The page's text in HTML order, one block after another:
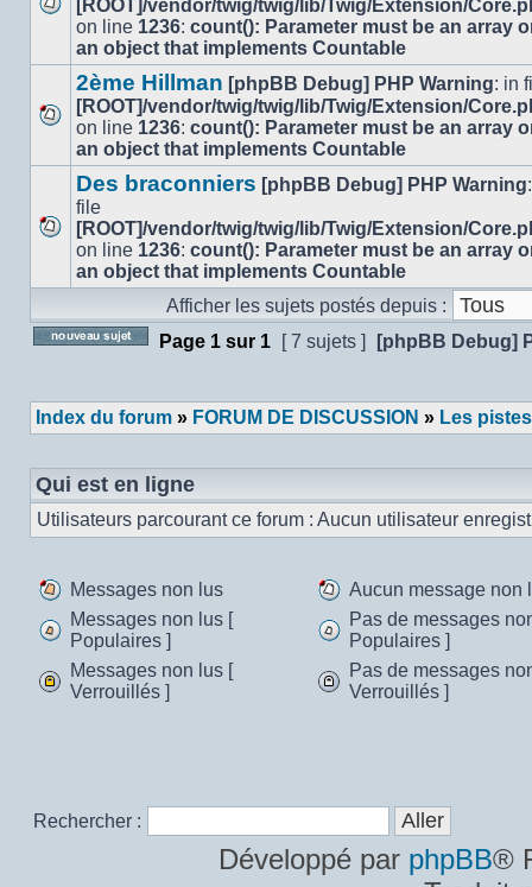
Aucun
message
non
lu
[ROOT]/vendor/twig/twig/lib/Twig/Extension/
on line 1236: count(): Parameter must be an array
an object that implements Countable
Aucun
message
non
lu
2ème Hillman [phpBB Debug] PHP Warning: in
[ROOT]/vendor/twig/twig/lib/Twig/Extension/
on line 1236: count(): Parameter must be an array
an object that implements Countable
Aucun
message
non
Des braconniers [phpBB Debug] PHP Warning
file
[ROOT]/vendor/twig/twig/lib/Twig/Extension/
on line 1236: count(): Parameter must be an array
an object that implements Countable
Afficher les sujets postés depuis :
Page 1 sur 1 [ 7 sujets ] [phpBB Debug]
Index du forum » FORUM DE DISCUSSION » Les
Qui est en ligne
Utilisateurs parcourant ce forum : Aucun utilisateur
Messages
non
lus
Messages non lus
Aucun
message
non
lu
Aucun message non
Messages
non
lus
Messages non lus [
Populaires ]
Pas
de
messages
Pas de messages
Populaires ]
Messages
Messages non lus [
Verrouillés ]
Pas
[
Verrouillés
]
Pas de messages
Verrouillés ]
Rechercher :
Développé par phpBB®